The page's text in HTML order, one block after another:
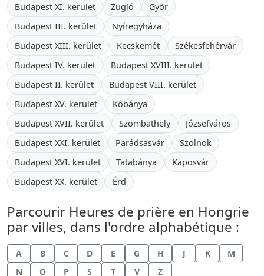
Budapest XI. kerület
Zugló
Győr
Budapest III. kerület
Nyíregyháza
Budapest XIII. kerület
Kecskemét
Székesfehérvár
Budapest IV. kerület
Budapest XVIII. kerület
Budapest II. kerület
Budapest VIII. kerület
Budapest XV. kerület
Kőbánya
Budapest XVII. kerület
Szombathely
Józsefváros
Budapest XXI. kerület
Parádsasvár
Szolnok
Budapest XVI. kerület
Tatabánya
Kaposvár
Budapest XX. kerület
Érd
Parcourir Heures de prière en Hongrie
par villes, dans l'ordre alphabétique :
A B C D E G H J K
M
N
O P S T V Z